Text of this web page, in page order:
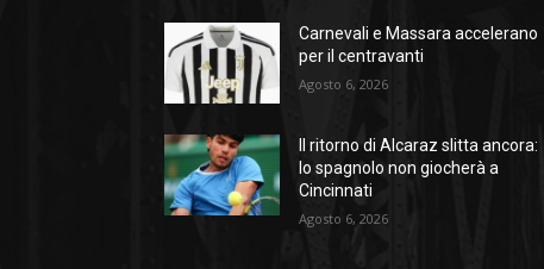
Carnevali e Massara accelerano
per il centravanti
Agosto 6, 2026
Il ritorno di Alcaraz slitta ancora:
lo spagnolo non giocherà a
Cincinnati
Agosto 6, 2026